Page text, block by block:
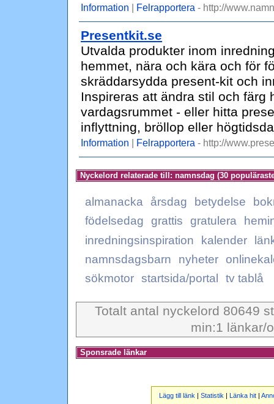
Information | Felrapportera - http://
Presentkit.se
Utvalda produkter inom
hemmet, nära och kära och för
skräddarsydda present-kit och
Inspireras att ändra stil och färg
vardagsrummet - eller hitta
inflyttning, bröllop eller
Information | Felrapportera - http://
Nyckelord relaterade till: namnsdag (30
almanacka årsdag betydelse
födelsedag
grattis gratulera
inredningsinspiration
kalender
namnsdagsbarn
nyheter
sökmotor startsida/portal tv tablå
Totalt antal nyckelord 80649
min:1 länkar/
Sponsrade länkar
Lägg till länk | Statistik | Länka hit|